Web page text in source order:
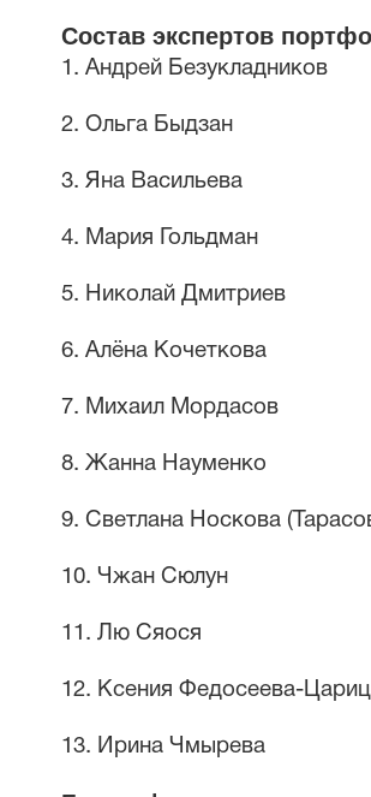
Состав экспертов
1. Андрей Безукладников
2. Ольга Быдзан
3. Яна Васильева
4. Мария Гольдман
5. Николай Дмитриев
6. Алёна Кочеткова
7. Михаил Мордасов
8. Жанна Науменко
9. Светлана Носкова
10. Чжан Сюлун
11. Лю Сяося
12. Ксения Федосеева-
13. Ирина Чмырева